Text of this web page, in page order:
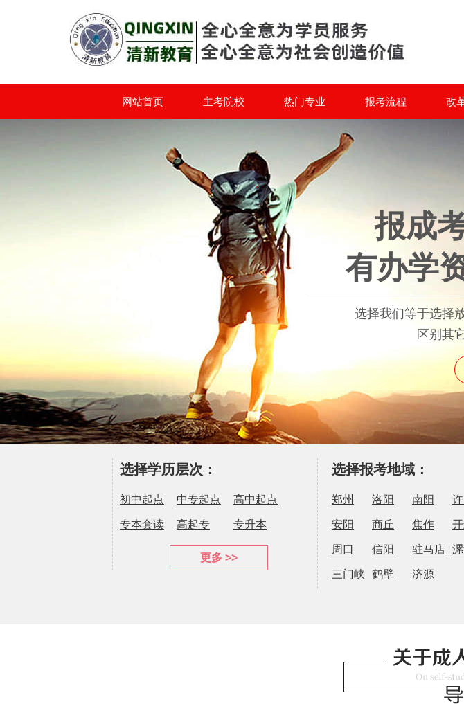
网站首页 主考院校 热门专业 报考流程 改
报成
有办学
选择我们等于选择
区别其
选择学历层次：
初中起点 中专起点 高中起点
专本套读 高起专 专升本
更多 >>
选择报考地域：
郑州 洛阳 南阳
安阳 商丘 焦作
周口 信阳 驻马店
三门峡 鹤壁 济源